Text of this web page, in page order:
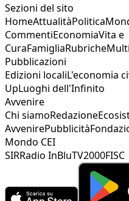
Sezioni del sito
HomeAttualitàPolitica
CommentiEconomiaVita e
CuraFamigliaRubriche
Pubblicazioni
Edizioni localiL'economia
UpLuoghi dell'Infinito
Avvenire
Chi siamoRedazione
AvvenirePubblicità
Mondo CEI
SIRRadio InBluTV2000FISC